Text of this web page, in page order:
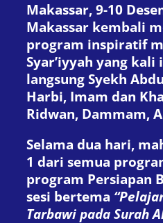
Makassar, 9-10
Makassar kembali
program inspiratif
Syar’iyyah yang
langsung Syekh
Harbi, Imam dan
Ridwan, Dammam,
Selama dua hari,
1 dari semua
program Persiapan
sesi bertema
Tarbawi pada Surah